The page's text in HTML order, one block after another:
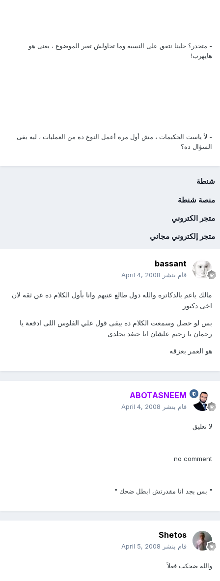
- متخدر؟ خلينا نتفق على النسبه وما تحاولش تغير الموضوع ، يعنى هو
هايهرب!
- لأ ياست الحكيمات ، مش أول مره أعمل النوع ده من العمليات ، ليه بقى
السؤال ده؟
شنطة
منصة شنطة
متجر الكتروني
متجر إلكتروني مجاني
bassant
قام بنشر April 4, 2008
مالك ياعم بالدكاتره والله دول طالع عنيهم وانا بأول الكلام ده عن ثقه لان
اخى دكتور
بس لو حصل وسمعت الكلام ده يبقى قول علي الفلوس اللى ادفعة يا
رحمان يا رحيم علشان انا حنفد بجلدى
هو العمر بعزقه
ABOTASNEEM
قام بنشر April 4, 2008
لا تعليق
no comment
" بس بجد انا مقدرتش ابطل ضحك "
Shetos
قام بنشر April 5, 2008
والله ضحكت فعلاً